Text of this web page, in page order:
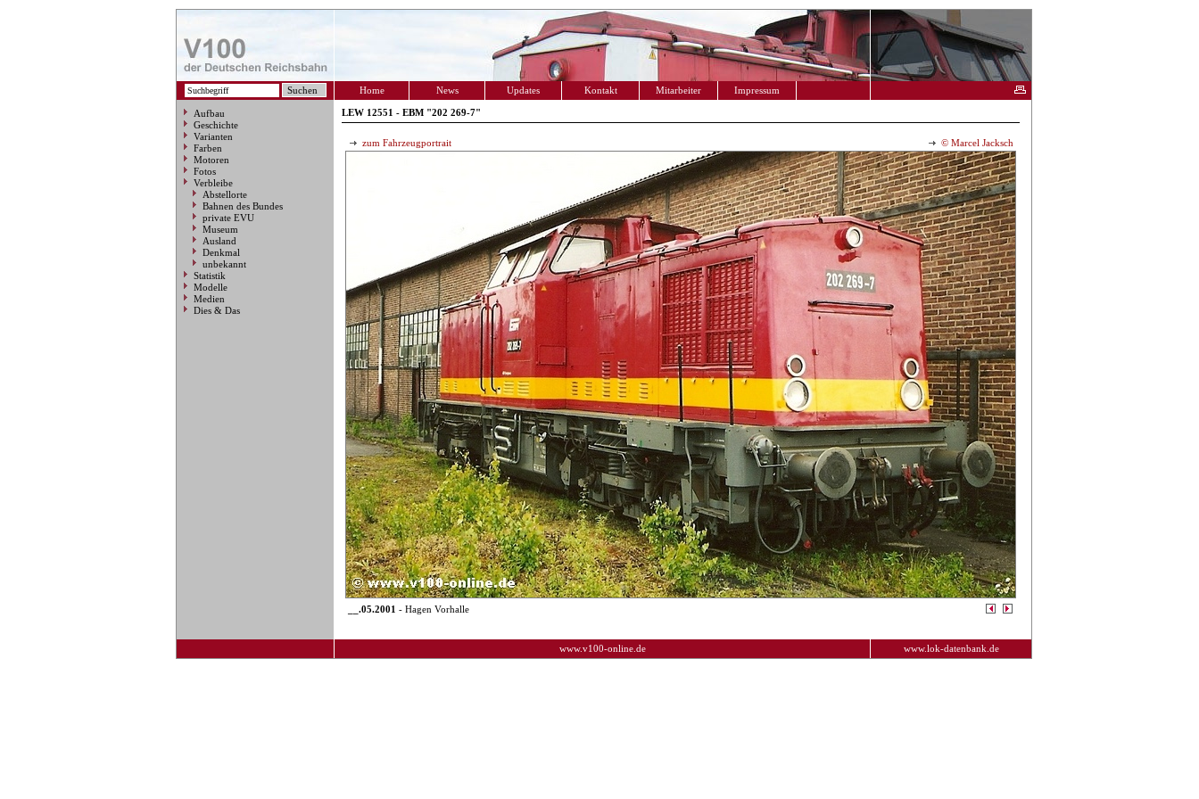
Home News Updates Kontakt Mitarbeiter Impressum
Aufbau
Geschichte
Varianten
Farben
Motoren
Fotos
Verbleibe
Abstellorte
Bahnen des Bundes
private EVU
Museum
Ausland
Denkmal
unbekannt
Statistik
Modelle
Medien
Dies & Das
LEW 12551 - EBM "202 269-7"
zum Fahrzeugportrait © Marcel Jacksch
__.05.2001 - Hagen Vorhalle
www.v100-online.de www.lok-datenbank.de